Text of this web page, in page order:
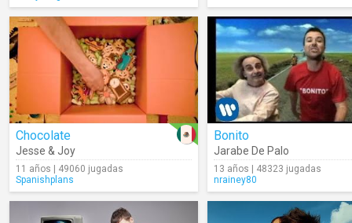
Chocolate
Jesse & Joy
11 años | 49060 jugadas
Spanishplans
Bonito
Jarabe De Palo
13 años | 48323 jugadas
nrainey80